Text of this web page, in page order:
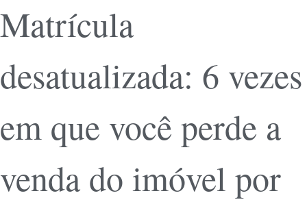
Matrícula
desatualizada: 6 vezes
em que você perde a
venda do imóvel por